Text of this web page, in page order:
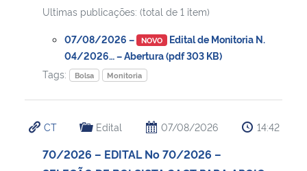
Secretaria-Geral
Secretaria de Governo
Ultimas publicações: (total de 1 item)
07/08/2026 – NOVO Edital de Monitoria N.
04/2026… – Abertura (pdf 303 KB)
Tags:
Bolsa Monitoria
CT Edital 07/08/2026 14:42
70/2026 – EDITAL No 70/2026 –